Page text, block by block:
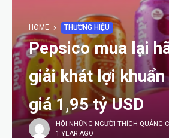
HOME THƯƠNG HIỆU
Pepsico mua lại
giải khát lợi
giá 1,95 tỷ USD
HỘI NHỮNG NGƯỜI THÍCH QUẢNG
1 YEAR AGO